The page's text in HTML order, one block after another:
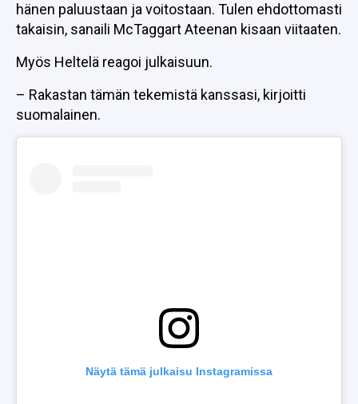
hänen paluustaan ja voitostaan. Tulen ehdottomasti
takaisin, sanaili McTaggart Ateenan kisaan viitaaten.
Myös Heltelä reagoi julkaisuun.
– Rakastan tämän tekemistä kanssasi, kirjoitti
suomalainen.
Näytä tämä julkaisu Instagramissa